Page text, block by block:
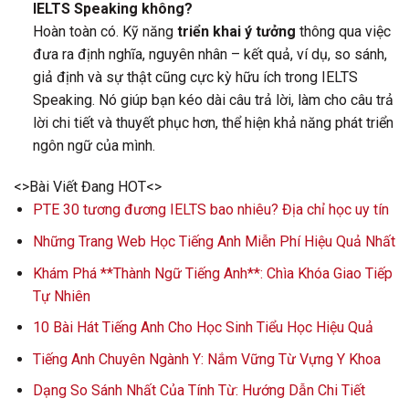
IELTS Speaking không?
Hoàn toàn có. Kỹ năng triển khai ý tưởng thông qua việc
đưa ra định nghĩa, nguyên nhân – kết quả, ví dụ, so sánh,
giả định và sự thật cũng cực kỳ hữu ích trong IELTS
Speaking. Nó giúp bạn kéo dài câu trả lời, làm cho câu trả
lời chi tiết và thuyết phục hơn, thể hiện khả năng phát triển
ngôn ngữ của mình.
<>Bài Viết Đang HOT<>
PTE 30 tương đương IELTS bao nhiêu? Địa chỉ học uy tín
Những Trang Web Học Tiếng Anh Miễn Phí Hiệu Quả Nhất
Khám Phá **Thành Ngữ Tiếng Anh**: Chìa Khóa Giao Tiếp
Tự Nhiên
10 Bài Hát Tiếng Anh Cho Học Sinh Tiểu Học Hiệu Quả
Tiếng Anh Chuyên Ngành Y: Nắm Vững Từ Vựng Y Khoa
Dạng So Sánh Nhất Của Tính Từ: Hướng Dẫn Chi Tiết